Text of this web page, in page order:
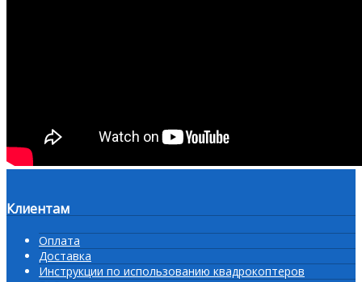
Клиентам
Оплата
Доставка
Инструкции по использованию квадрокоптеров